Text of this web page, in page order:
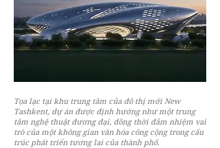
Tọa lạc tại khu trung tâm của đô thị mới New
Tashkent, dự án được định hướng như một trung
tâm nghệ thuật đương đại, đồng thời đảm nhiệm vai
trò của một không gian văn hóa công cộng trong cấu
trúc phát triển tương lai của thành phố.